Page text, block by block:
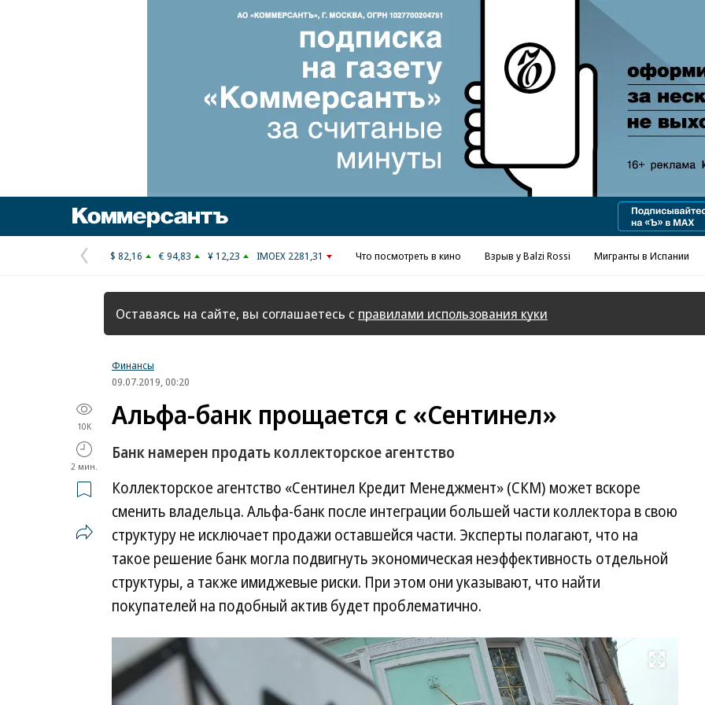
Реклама в «Ъ» www.kommersant.ru/ad
Предыдущая
страница
$ 82,16 € 94,83 ¥ 12,23 IMOEX 2281,31 Что посмотреть в кино Взрыв у Balzi Rossi Мигранты в Испании
Оставаясь на сайте, вы соглашаетесь с правилами использования куки
Финансы
09.07.2019, 00:20
10K
2 мин.
Альфа-банк прощается с «Сентинел»
Банк намерен продать коллекторское агентство
Коллекторское агентство «Сентинел Кредит Менеджмент» (СКМ) может вскоре
сменить владельца. Альфа-банк после интеграции большей части коллектора в свою
структуру не исключает продажи оставшейся части. Эксперты полагают, что на
такое решение банк могла подвигнуть экономическая неэффективность отдельной
структуры, а также имиджевые риски. При этом они указывают, что найти
покупателей на подобный актив будет проблематично.
Развернуть на весь экран